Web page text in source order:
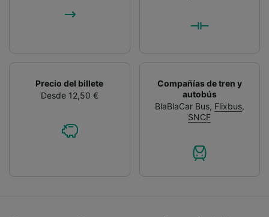
Precio del billete
Desde 12,50 €
Compañías de tren y
autobús
BlaBlaCar Bus, Flixbus,
SNCF